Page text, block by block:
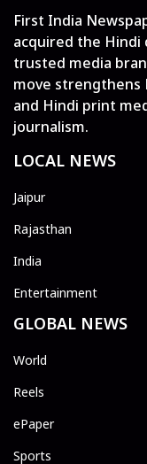
First India
acquired the
trusted media
move strengthens
and Hindi print
journalism.
LOCAL NEWS
Jaipur
Rajasthan
India
Entertainment
GLOBAL NEWS
World
Reels
ePaper
Sports